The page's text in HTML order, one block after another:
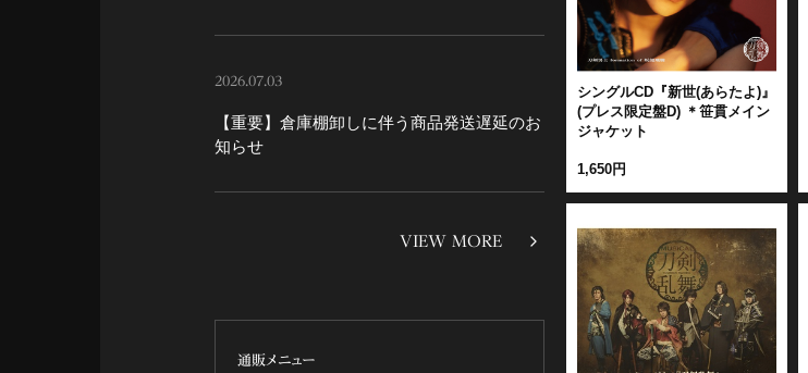
2026.07.03
【重要】倉庫棚卸しに伴う商品発送遅延のお
知らせ
VIEW MORE
通販メニュー
シングルCD『新世(あらたよ)』
(プレス限定盤D) ＊笹貫メイン
ジャケット
1,650円